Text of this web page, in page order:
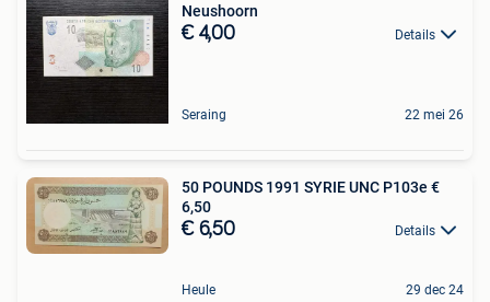
Neushoorn
€ 4,00 Details
Seraing 22 mei 26
50 POUNDS 1991 SYRIE UNC P103e €
6,50
€ 6,50 Details
Heule 29 dec 24